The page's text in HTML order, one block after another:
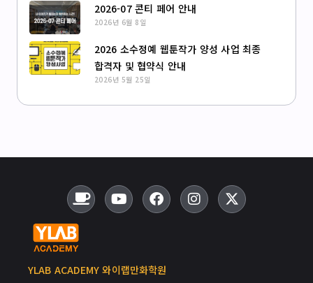
2026-07 콘티 페어 안내
2026년 6월 8일
2026 소수정예 웹툰작가 양성 사업 최종
합격자 및 협약식 안내
2026년 5월 25일
YLAB ACADEMY 와이랩만화학원